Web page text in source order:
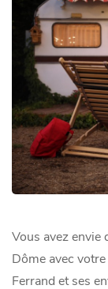
Vous avez
Dôme avec
Ferrand et ses